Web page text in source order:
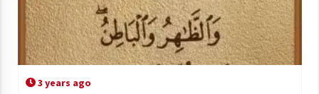
3 years ago